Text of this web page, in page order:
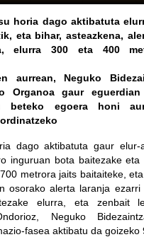
horia dago aktibatuta
eta bihar, asteazkena,
elurra 300 eta 400
aurrean, Neguko
Organoa gaur
beteko egoera honi
dago aktibatuta gaur elur-
inguruan bota baitezake eta
metrora jaits baitaiteke,
osorako alerta laranja
elurra, eta zenbait
Neguko
fasea aktibatu da goizeko